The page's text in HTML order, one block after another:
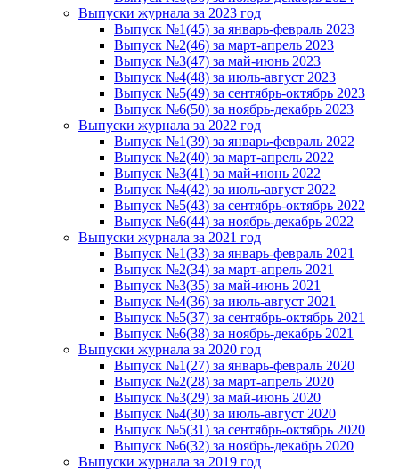
Выпуски журнала за 2023 год
Выпуск №1(45) за январь-февраль 2023
Выпуск №2(46) за март-апрель 2023
Выпуск №3(47) за май-июнь 2023
Выпуск №4(48) за июль-август 2023
Выпуск №5(49) за сентябрь-октябрь 2023
Выпуск №6(50) за ноябрь-декабрь 2023
Выпуски журнала за 2022 год
Выпуск №1(39) за январь-февраль 2022
Выпуск №2(40) за март-апрель 2022
Выпуск №3(41) за май-июнь 2022
Выпуск №4(42) за июль-август 2022
Выпуск №5(43) за сентябрь-октябрь 2022
Выпуск №6(44) за ноябрь-декабрь 2022
Выпуски журнала за 2021 год
Выпуск №1(33) за январь-февраль 2021
Выпуск №2(34) за март-апрель 2021
Выпуск №3(35) за май-июнь 2021
Выпуск №4(36) за июль-август 2021
Выпуск №5(37) за сентябрь-октябрь 2021
Выпуск №6(38) за ноябрь-декабрь 2021
Выпуски журнала за 2020 год
Выпуск №1(27) за январь-февраль 2020
Выпуск №2(28) за март-апрель 2020
Выпуск №3(29) за май-июнь 2020
Выпуск №4(30) за июль-август 2020
Выпуск №5(31) за сентябрь-октябрь 2020
Выпуск №6(32) за ноябрь-декабрь 2020
Выпуски журнала за 2019 год